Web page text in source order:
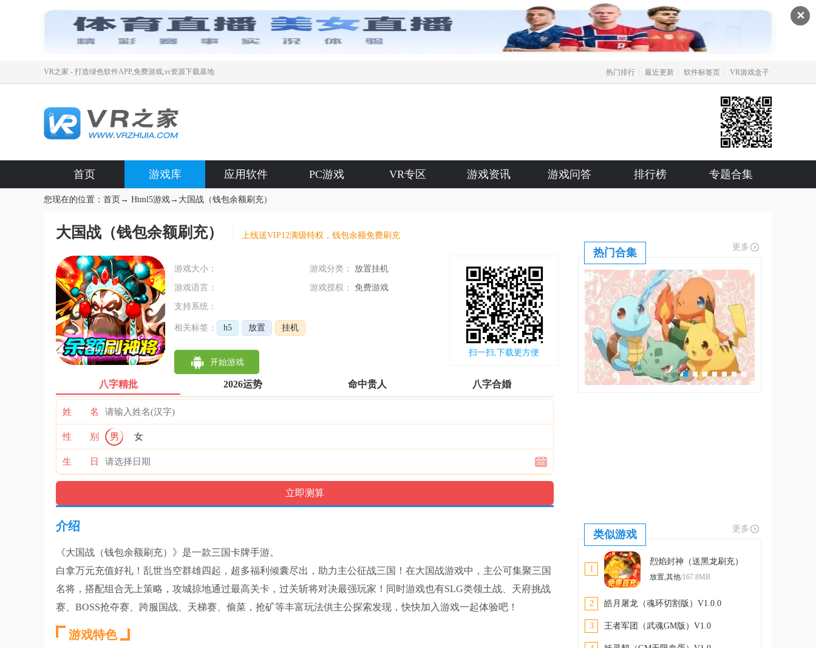
✕
VR之家 - 打造绿色软件APP,免费游戏,vr资源下载基地 热门排行 最近更新 软件标签页 VR游戏盒子
首页 游戏库 应用软件 PC游戏 VR专区 游戏资讯 游戏问答 排行榜 专题合集
您现在的位置： 首页 → Html5游戏→ 大国战（钱包余额刷充）
大国战（钱包余额刷充） 上线送VIP12满级特权，钱包余额免费刷充
游戏大小： 游戏分类： 放置挂机
游戏语言： 游戏授权： 免费游戏
支持系统：
相关标签： h5 放置 挂机
开始游戏
扫一扫,下载更方便
八字精批 2026运势 命中贵人 八字合婚
姓 名
性 别 男 女
生 日
热门合集 更多
介绍
《大国战（钱包余额刷充）》是一款三国卡牌手游。
白拿万元充值好礼！乱世当空群雄四起，超多福利倾囊尽出，助力主公征战三国！在大国战游戏中，主公可集聚三国
名将，搭配组合无上策略，攻城掠地通过最高关卡，过关斩将对决最强玩家！同时游戏也有SLG类领土战、天府挑战
赛、BOSS抢夺赛、跨服国战、天梯赛、偷菜，抢矿等丰富玩法供主公探索发现，快快加入游戏一起体验吧！
游戏特色
类似游戏 更多
1
烈焰封神（送黑龙刷充）
V1.0.0
放置,其他/167.8MB
2 皓月屠龙（魂环切割版）V1.0.0
3 王者军团（武魂GM版）V1.0